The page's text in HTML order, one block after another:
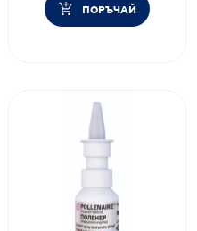
ПОРЪЧАЙ